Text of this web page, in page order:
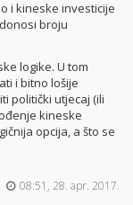
i kineske investicije
broju
logike. U tom
i bitno lošije
politički utjecaj (ili
kineske
opcija, a što se
08:51, 28. apr. 2017.